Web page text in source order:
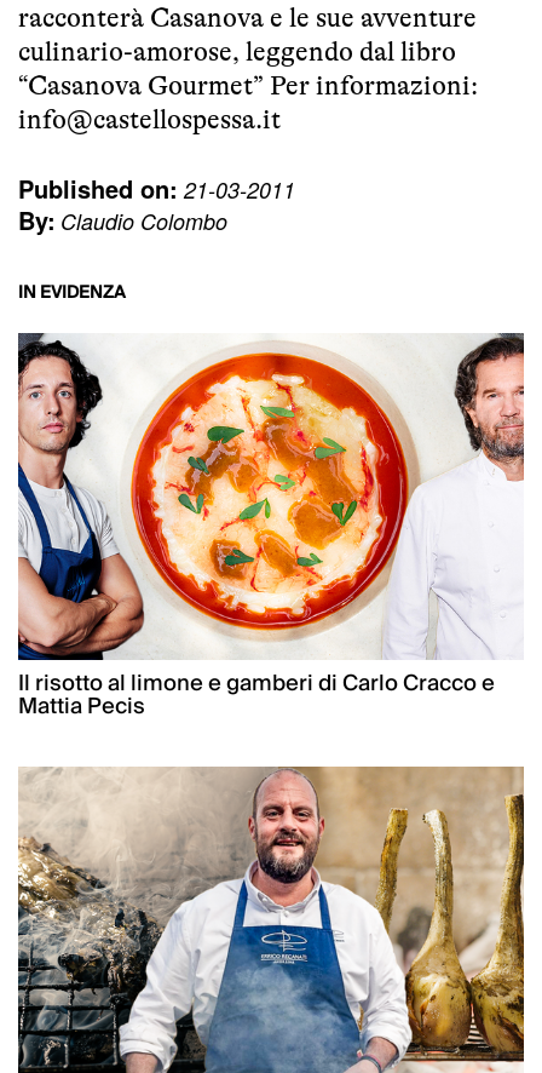
racconterà Casanova e le sue avventure
culinario-amorose, leggendo dal libro
“Casanova Gourmet” Per informazioni:
info@castellospessa.it
Published on: 21-03-2011
By: Claudio Colombo
IN EVIDENZA
Il risotto al limone e gamberi di Carlo Cracco e
Mattia Pecis